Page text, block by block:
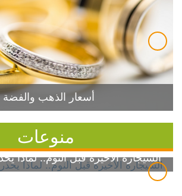
أسعار الذهب والفضة
منوعات
السيجارة الأخيرة قبل النوم.. لماذا